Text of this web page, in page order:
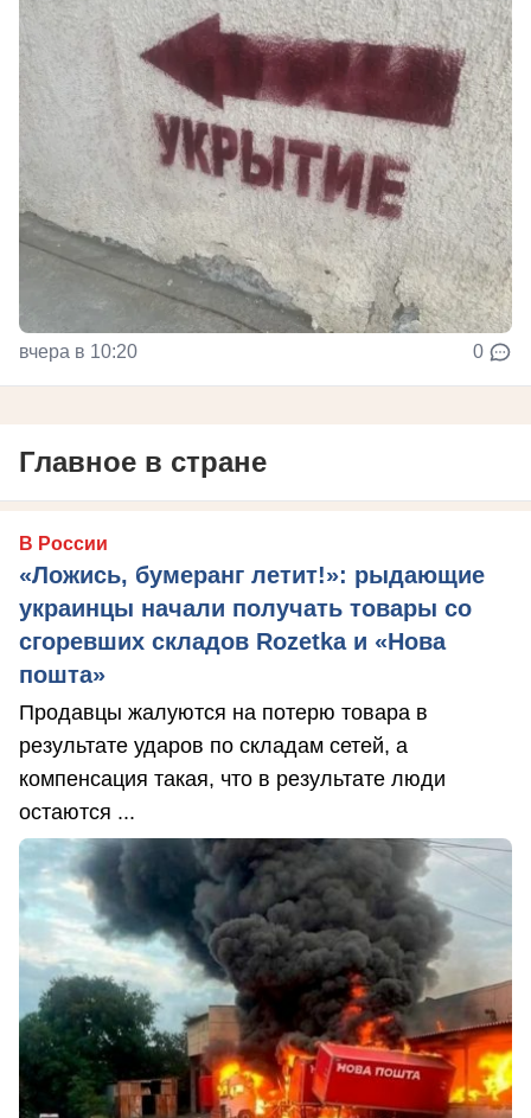
вчера в 10:20 0
Главное в стране
В России
«Ложись, бумеранг летит!»: рыдающие
украинцы начали получать товары со
сгоревших складов Rozetka и «Нова
пошта»
Продавцы жалуются на потерю товара в
результате ударов по складам сетей, а
компенсация такая, что в результате люди
остаются ...